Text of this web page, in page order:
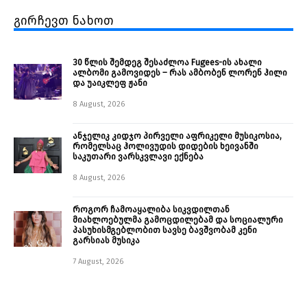
გირჩევთ ნახოთ
30 წლის შემდეგ შესაძლოა Fugees-ის ახალი
ალბომი გამოვიდეს – რას ამბობენ ლორენ ჰილი
და უაიკლეფ ჟანი
8 August, 2026
ანჯელიკ კიდჯო პირველი აფრიკელი მუსიკოსია,
რომელსაც ჰოლივუდის დიდების ხეივანში
საკუთარი ვარსკვლავი ექნება
8 August, 2026
როგორ ჩამოაყალიბა სიკვდილთან
მიახლოებულმა გამოცდილებამ და სოციალური
პასუხისმგებლობით სავსე ბავშვობამ კენი
გარსიას მუსიკა
7 August, 2026